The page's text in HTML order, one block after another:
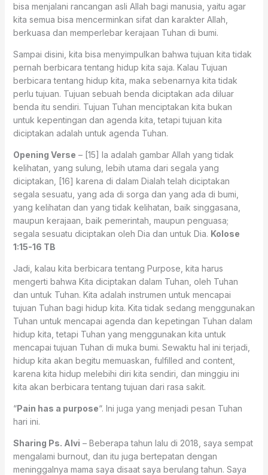
bisa menjalani rancangan asli Allah bagi manusia, yaitu agar
kita semua bisa mencerminkan sifat dan karakter Allah,
berkuasa dan memperlebar kerajaan Tuhan di bumi.
Sampai disini, kita bisa menyimpulkan bahwa tujuan kita tidak
pernah berbicara tentang hidup kita saja. Kalau Tujuan
berbicara tentang hidup kita, maka sebenarnya kita tidak
perlu tujuan. Tujuan sebuah benda diciptakan ada diluar
benda itu sendiri. Tujuan Tuhan menciptakan kita bukan
untuk kepentingan dan agenda kita, tetapi tujuan kita
diciptakan adalah untuk agenda Tuhan.
Opening Verse – [15] Ia adalah gambar Allah yang tidak
kelihatan, yang sulung, lebih utama dari segala yang
diciptakan, [16] karena di dalam Dialah telah diciptakan
segala sesuatu, yang ada di sorga dan yang ada di bumi,
yang kelihatan dan yang tidak kelihatan, baik singgasana,
maupun kerajaan, baik pemerintah, maupun penguasa;
segala sesuatu diciptakan oleh Dia dan untuk Dia. Kolose
1:15-16 TB
Jadi, kalau kita berbicara tentang Purpose, kita harus
mengerti bahwa Kita diciptakan dalam Tuhan, oleh Tuhan
dan untuk Tuhan. Kita adalah instrumen untuk mencapai
tujuan Tuhan bagi hidup kita. Kita tidak sedang menggunakan
Tuhan untuk mencapai agenda dan kepetingan Tuhan dalam
hidup kita, tetapi Tuhan yang menggunakan kita untuk
mencapai tujuan Tuhan di muka bumi. Sewaktu hal ini terjadi,
hidup kita akan begitu memuaskan, fulfilled and content,
karena kita hidup melebihi diri kita sendiri, dan minggiu ini
kita akan berbicara tentang tujuan dari rasa sakit.
“Pain has a purpose“. Ini juga yang menjadi pesan Tuhan
hari ini.
Sharing Ps. Alvi – Beberapa tahun lalu di 2018, saya sempat
mengalami burnout, dan itu juga bertepatan dengan
meninggalnya mama saya disaat saya berulang tahun. Saya